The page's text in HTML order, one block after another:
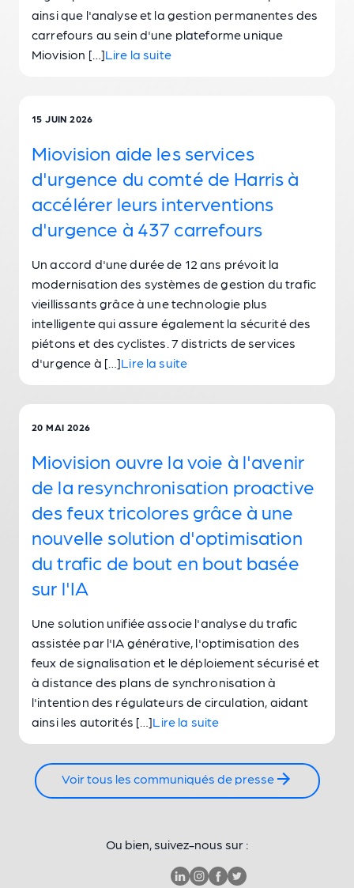
ainsi que l'analyse et la gestion permanentes des
carrefours au sein d'une plateforme unique
Miovision […]Lire la suite
15 JUIN 2026
Miovision aide les services
d'urgence du comté de Harris à
accélérer leurs interventions
d'urgence à 437 carrefours
Un accord d'une durée de 12 ans prévoit la
modernisation des systèmes de gestion du trafic
vieillissants grâce à une technologie plus
intelligente qui assure également la sécurité des
piétons et des cyclistes. 7 districts de services
d'urgence à […]Lire la suite
20 MAI 2026
Miovision ouvre la voie à l'avenir
de la resynchronisation proactive
des feux tricolores grâce à une
nouvelle solution d'optimisation
du trafic de bout en bout basée
sur l'IA
Une solution unifiée associe l'analyse du trafic
assistée par l'IA générative, l'optimisation des
feux de signalisation et le déploiement sécurisé et
à distance des plans de synchronisation à
l'intention des régulateurs de circulation, aidant
ainsi les autorités […]Lire la suite
Voir tous les communiqués de presse
Ou bien, suivez-nous sur :